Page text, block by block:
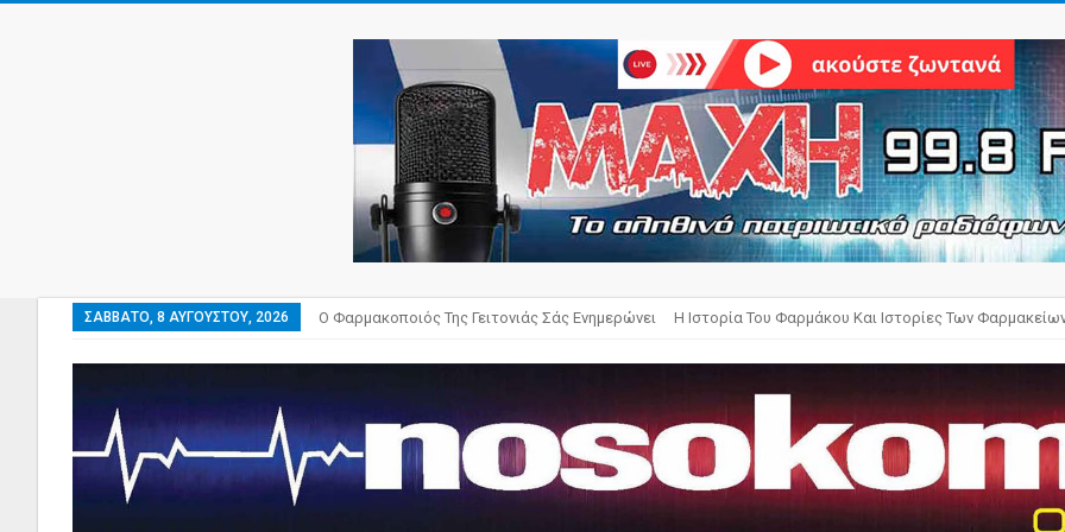
ΣΆΒΒΑΤΟ, 8 ΑΥΓΟΎΣΤΟΥ, 2026 Ο Φαρμακοποιός Της Γειτονιάς Σάς Ενημερώνει Η Ιστορία Του Φαρμάκου Και Ιστορίες Των